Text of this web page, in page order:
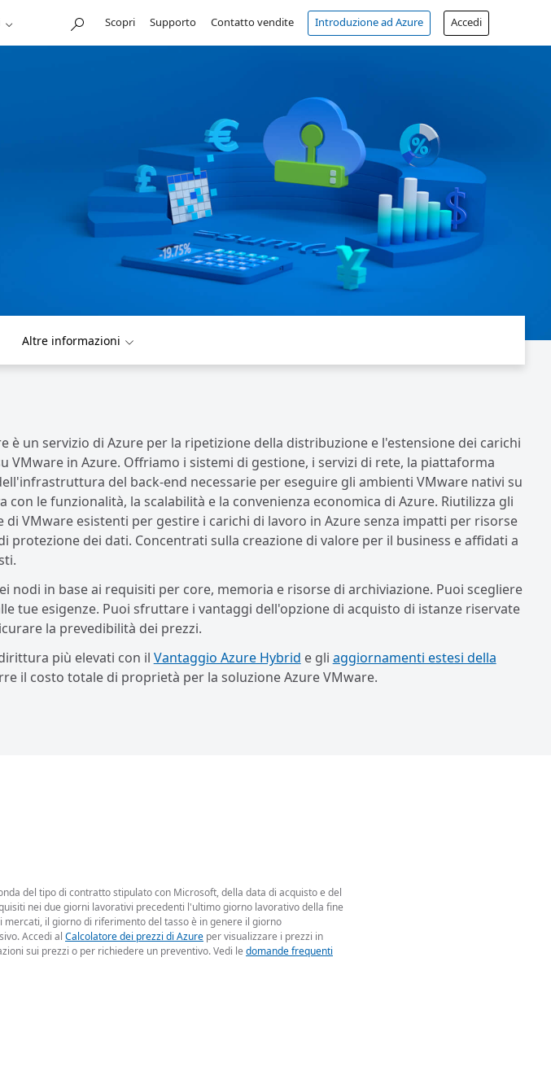
Scopri Supporto Contatto vendite Introduzione ad Azure Accedi
Altre informazioni
è un servizio di Azure per la ripetizione della distribuzione e l'estensione dei carichi
VMware in Azure. Offriamo i sistemi di gestione, i servizi di rete, la piattaforma
del back-end necessarie per eseguire gli ambienti VMware nativi su
con le funzionalità, la scalabilità e la convenienza economica di Azure. Riutilizza gli
VMware esistenti per gestire i carichi di lavoro in Azure senza impatti per risorse
protezione dei dati. Concentrati sulla creazione di valore per il business e affidati a
nodi in base ai requisiti per core, memoria e risorse di archiviazione. Puoi scegliere
tue esigenze. Puoi sfruttare i vantaggi dell'opzione di acquisto di istanze riservate
la prevedibilità dei prezzi.
più elevati con il Vantaggio Azure Hybrid e gli aggiornamenti estesi della
il costo totale di proprietà per la soluzione Azure VMware.
del tipo di contratto stipulato con Microsoft, della data di acquisto e del
nei due giorni lavorativi precedenti l'ultimo giorno lavorativo della fine
il giorno di riferimento del tasso è in genere il giorno
Accedi al Calcolatore dei prezzi di Azure per visualizzare i prezzi in
sui prezzi o per richiedere un preventivo. Vedi le domande frequenti